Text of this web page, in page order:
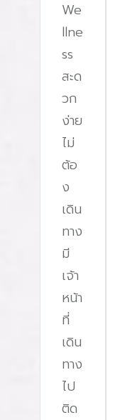
We
llne
ss
สะด
วก
ง่าย
ไม่
ต้อ
ง
เดิน
ทาง
มี
เจ้า
หน้า
ที่
เดิน
ทาง
ไป
ติด